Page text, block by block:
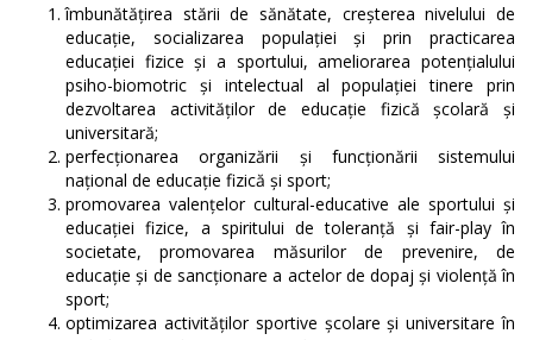
îmbunătăţirea stării de sănătate, creşterea nivelului de
educaţie, socializarea populaţiei şi prin practicarea
educaţiei fizice şi a sportului, ameliorarea potenţialului
psiho-biomotric şi intelectual al populaţiei tinere prin
dezvoltarea activităţilor de educaţie fizică şcolară şi
universitară;
perfecţionarea organizării şi funcţionării sistemului
naţional de educaţie fizică şi sport;
promovarea valenţelor cultural-educative ale sportului şi
educaţiei fizice, a spiritului de toleranţă şi fair-play în
societate, promovarea măsurilor de prevenire, de
educaţie şi de sancţionare a actelor de dopaj şi violenţă în
sport;
optimizarea activităţilor sportive şcolare şi universitare în